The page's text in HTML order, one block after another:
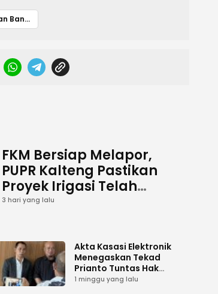
GP Ansor dan Banser Kalteng Cetak Kader Militan Lewat PKL dan DTD
FKM Bersiap Melapor,
PUPR Kalteng Pastikan
Proyek Irigasi Telah
Tuntas
3 hari yang lalu
Akta Kasasi Elektronik
Menegaskan Tekad
Prianto Tuntas Hak
Lahan ke Mahkamah
1 minggu yang lalu